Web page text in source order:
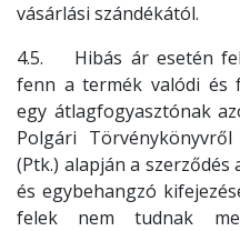
vásárlási szándékától.
4.5. Hibás ár esetén
fenn a termék valódi
egy átlagfogyasztónak
Polgári
(Ptk.) alapján a
és egybehangzó
felek nem tudnak